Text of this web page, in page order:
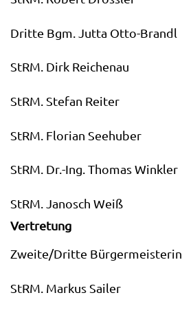
Dritte Bgm. Jutta Otto-Brandl
StRM. Dirk Reichenau
StRM. Stefan Reiter
StRM. Florian Seehuber
StRM. Dr.-Ing. Thomas Winkler
StRM. Janosch Weiß
Vertretung
Zweite/Dritte Bürgermeisterin
StRM. Markus Sailer